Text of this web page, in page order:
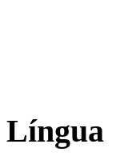
Língua